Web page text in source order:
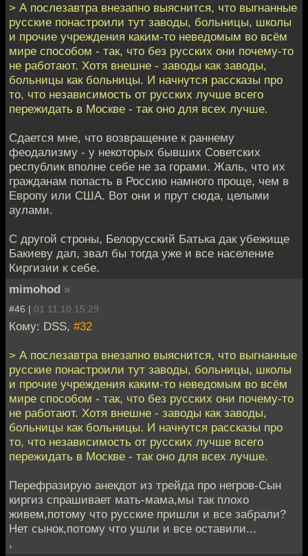
> А послезавтра внезапно выяснится, что выгнанные
русские понастроили тут заводы, больницы, школы
и прочие учреждения каким-то неведомым во всём
мире способом - так, что без русских они почему-то
не работают. Хотя внешне - заводы как заводы,
больницы как больницы. И начнутся рассказы про
то, что независимость от русских лучше всего
пережидать в Москве - так оно для всех лучше.
Сдается мне, что возвращение к раннему
феодализму - у некоторых бывших Советских
республик вполне себе не за горами. Жаль, что их
гражданам попасть в Россию намного проще, чем в
Европу или США. Вот они и прут сюда, целыми
аулами.
С другой строны, Белорусский Батька дак убежище
Бакиеву дал, звал бы тогда уже и все население
Киргизии к себе.
mimohod »
#46 | 01.11.10 15:29
Кому: DSS, #32
> А послезавтра внезапно выяснится, что выгнанные
русские понастроили тут заводы, больницы, школы
и прочие учреждения каким-то неведомым во всём
мире способом - так, что без русских они почему-то
не работают. Хотя внешне - заводы как заводы,
больницы как больницы. И начнутся рассказы про
то, что независимость от русских лучше всего
пережидать в Москве - так оно для всех лучше.
Перефразирую анекдот из трейда про негров-Сын
киргиз спрашивает мать-мама,мы так плохо
живем,потому что русские пришли и все забрали?
Нет сынок,потому что ушли и все оставили...
,